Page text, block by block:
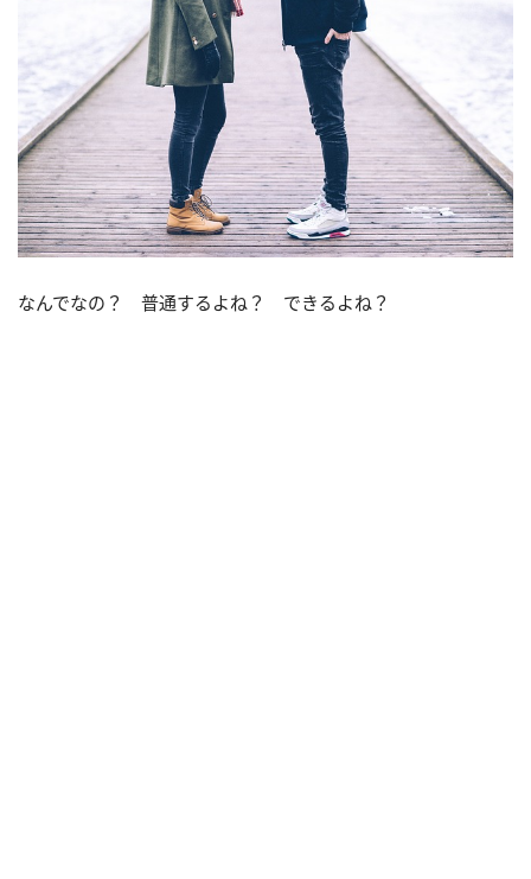
なんでなの？ 普通するよね？ できるよね？